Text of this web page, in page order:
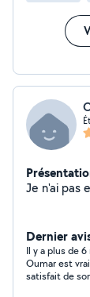
Dernier
Il y a plus de
Oumar est
satisfait de